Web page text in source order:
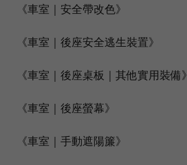
《車室｜安全帶改色》
《車室｜後座安全逃生裝置》
《車室｜後座桌板｜其他實用裝備》
《車室｜後座螢幕》
《車室｜手動遮陽簾》